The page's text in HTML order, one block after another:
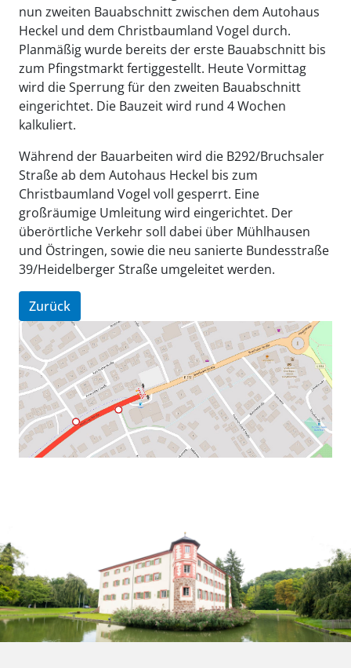
nun zweiten Bauabschnitt zwischen dem Autohaus
Heckel und dem Christbaumland Vogel durch.
Planmäßig wurde bereits der erste Bauabschnitt bis
zum Pfingstmarkt fertiggestellt. Heute Vormittag
wird die Sperrung für den zweiten Bauabschnitt
eingerichtet. Die Bauzeit wird rund 4 Wochen
kalkuliert.
Während der Bauarbeiten wird die B292/Bruchsaler
Straße ab dem Autohaus Heckel bis zum
Christbaumland Vogel voll gesperrt. Eine
großräumige Umleitung wird eingerichtet. Der
überörtliche Verkehr soll dabei über Mühlhausen
und Östringen, sowie die neu sanierte Bundesstraße
39/Heidelberger Straße umgeleitet werden.
Zurück